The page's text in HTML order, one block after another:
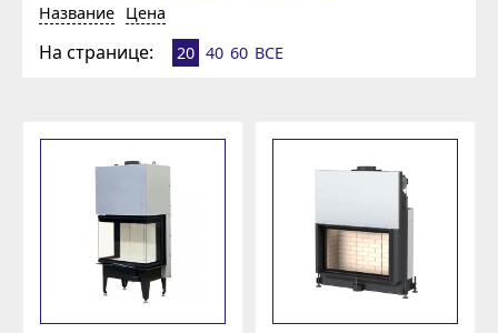
Название Цена
На странице: 20 40 60 ВСЕ